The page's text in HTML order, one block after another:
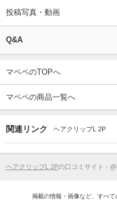
投稿写真・動画
Q&A
マペペのTOPへ
マペペの商品一覧へ
関連リンク ヘアクリップL 2P
ヘアクリップL 2Pの口コミサイト -
掲載の情報・画像など、すべて